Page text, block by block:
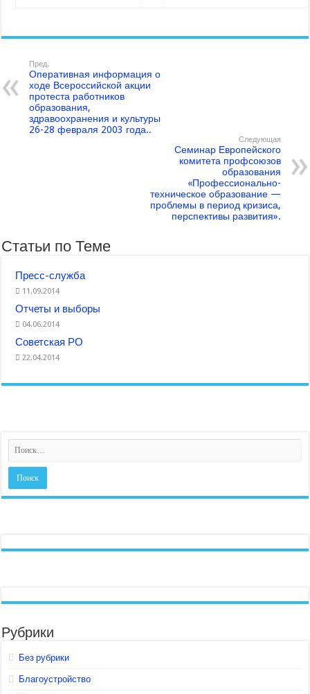
Пред.
Оперативная информация о
ходе Всероссийской акции
протеста работников
образования,
здравоохранения и культуры
26-28 февраля 2003 года..
Следующая
Семинар Европейского
комитета профсоюзов
образования
«Профессионально-
техническое образование —
проблемы в период кризиса,
перспективы развития».
Статьи по Теме
Пресс-служба
11.09.2014
Отчеты и выборы
04.06.2014
Советская РО
22.04.2014
Рубрики
Без рубрики
Благоустройство